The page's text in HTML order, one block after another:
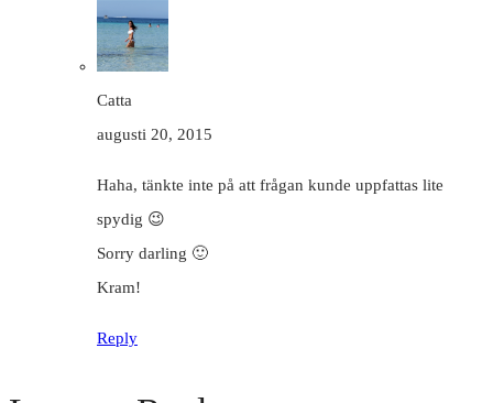
Catta
augusti 20, 2015
Haha, tänkte inte på att frågan kunde uppfattas lite
spydig 😉
Sorry darling 🙂
Kram!
Reply